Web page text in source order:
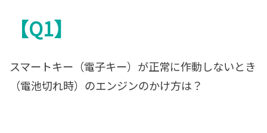
【Q1】
スマートキー（電子キー）が正常に作動しないとき
（電池切れ時）のエンジンのかけ方は？